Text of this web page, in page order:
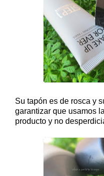
Su tapón es de rosca y
garantizar que usamos
producto y no